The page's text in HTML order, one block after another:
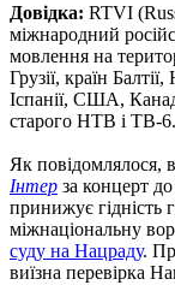
Довідка: RTVI
міжнародний
мовлення на
Грузії, країн
Іспанії, США,
старого НТВ і ТВ-6.
Як повідомлялося,
Інтер за концерт
принижує гідність
міжнаціональну
суду на Нацраду.
виїзна перевірка